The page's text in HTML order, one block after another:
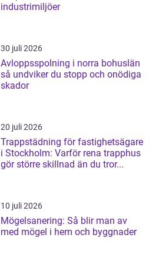
industrimiljöer
30 juli 2026
Avloppsspolning i norra bohuslän
så undviker du stopp och onödiga
skador
20 juli 2026
Trappstädning för fastighetsägare
i Stockholm: Varför rena trapphus
gör större skillnad än du tror...
10 juli 2026
Mögelsanering: Så blir man av
med mögel i hem och byggnader